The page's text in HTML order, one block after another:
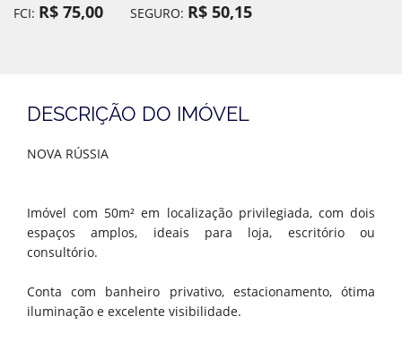
FCI: R$ 75,00 SEGURO: R$ 50,15
DESCRIÇÃO DO IMÓVEL
NOVA RÚSSIA
Imóvel com 50m² em localização privilegiada, com dois
espaços amplos, ideais para loja, escritório ou
consultório.
Conta com banheiro privativo, estacionamento, ótima
iluminação e excelente visibilidade.